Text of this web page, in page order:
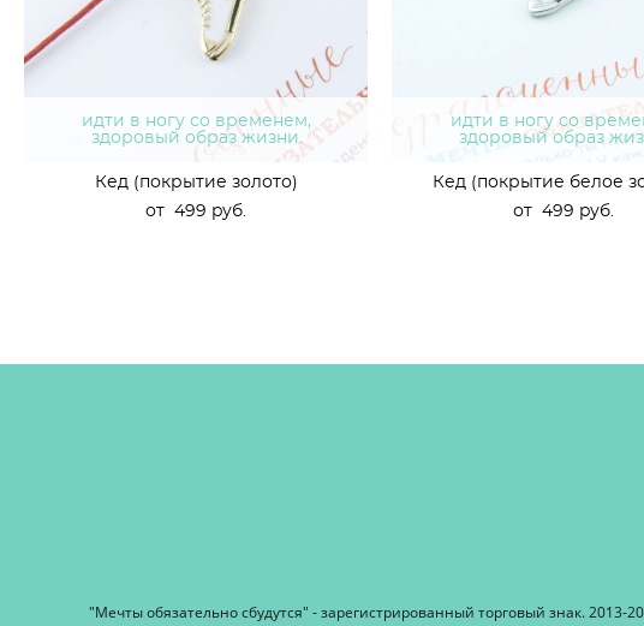
идти в ногу со временем,
здоровый образ жизни.
Кед (покрытие золото)
от 499 pуб.
идти в ногу со
здоровый образ
Кед (покрытие белое
от 499 pуб.
"Мечты обязательно сбудутся" - зарегистрированный торговый знак. 2013-